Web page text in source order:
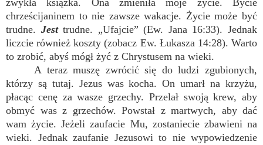
zwykła książka. Ona zmieniła moje życie. Bycie
chrześcijaninem to nie zawsze wakacje. Życie może być
trudne. Jesttrudne. „Ufajcie” (Ew. Jana 16:33). Jednak
liczcie również koszty (zobacz Ew. Łukasza 14:28). Warto
to zrobić, abyś mógł żyć z Chrystusem na wieki.
A teraz muszę zwrócić się do ludzi zgubionych,
którzy są tutaj. Jezus was kocha. On umarł na krzyżu,
płacąc cenę za wasze grzechy. Przelał swoją krew, aby
obmyć was z grzechów. Powstał z martwych, aby dać
wam życie. Jeżeli zaufacie Mu, zostaniecie zbawieni na
wieki. Jednak zaufanie Jezusowi to nie wypowiedzenie